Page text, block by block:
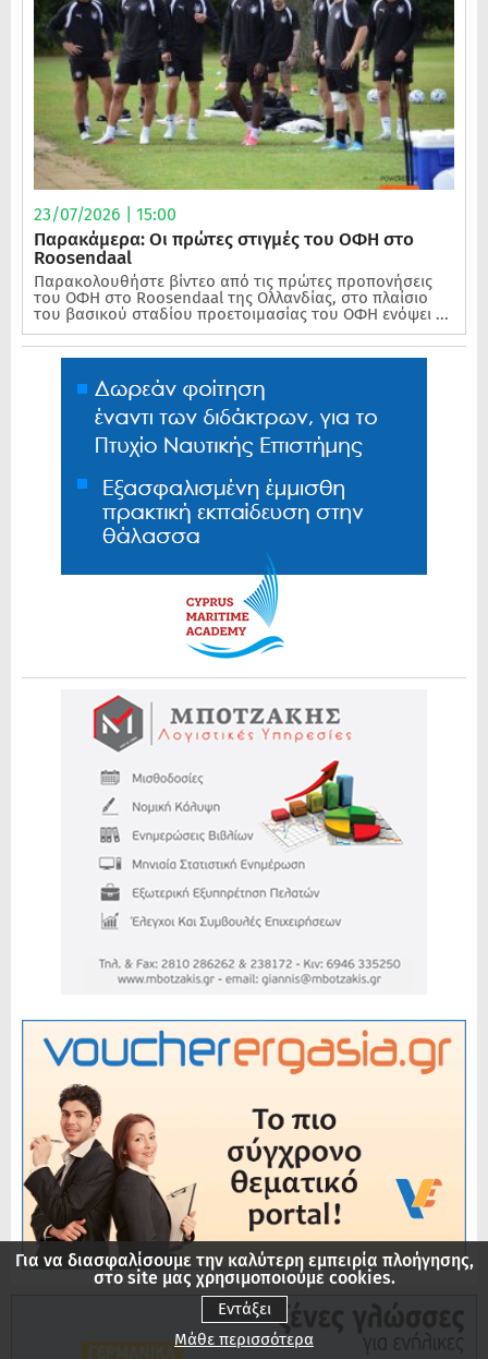
Για να διασφαλίσουμε την καλύτερη εμπειρία πλοήγησης,
στο site μας χρησιμοποιούμε cookies.
Εντάξει
Μάθε περισσότερα
23/07/2026 | 15:00
Παρακάμερα: Οι πρώτες στιγμές του ΟΦΗ στο
Roosendaal
Παρακολουθήστε βίντεο από τις πρώτες προπονήσεις
του ΟΦΗ στο Roosendaal της Ολλανδίας, στο πλαίσιο
του βασικού σταδίου προετοιμασίας του ΟΦΗ ενόψει ...